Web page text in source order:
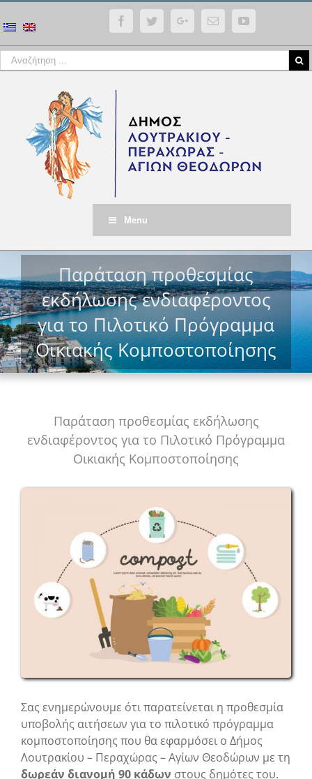
FacebookTwitterGoogle+Email YouTube
Menu
Παράταση προθεσμίας
εκδήλωσης ενδιαφέροντος
για το Πιλοτικό Πρόγραμμα
Οικιακής Κομποστοποίησης
Παράταση προθεσμίας εκδήλωσης
ενδιαφέροντος για το Πιλοτικό Πρόγραμμα
Οικιακής Κομποστοποίησης
View
Σας ενημερώνουμε ότι παρατείνεται η προθεσμία
υποβολής αιτήσεων για το πιλοτικό πρόγραμμα
κομποστοποίησης που θα εφαρμόσει ο Δήμος
Λουτρακίου – Περαχώρας – Αγίων Θεοδώρων με τη
δωρεάν διανομή 90 κάδων στους δημότες του.